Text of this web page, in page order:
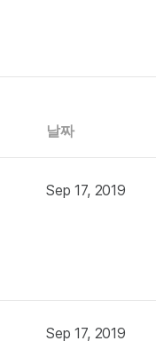
날짜
Sep 17, 2019
Sep 17, 2019